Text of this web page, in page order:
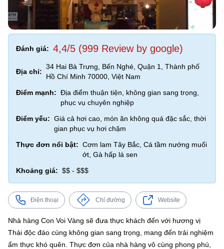
Đánh giá: 4,4/5 (999 Review by google)
Địa chỉ:
34 Hai Bà Trưng, Bến Nghé, Quận 1, Thành phố
Hồ Chí Minh 70000, Việt Nam
Điểm mạnh: Địa điểm thuận tiện, không gian sang trọng,
phục vụ chuyên nghiệp
Điểm yếu: Giá cả hơi cao, món ăn không quá đặc sắc, thời
gian phục vụ hơi chậm
Thực đơn nổi bật: Cơm lam Tây Bắc, Cá tầm nướng muối
ớt, Gà hấp lá sen
Khoảng giá: $$ - $$$
Điện thoại Chỉ đường Website
Nhà hàng Con Voi Vàng sẽ đưa thực khách đến với hương vị
Thái độc đáo cùng không gian sang trọng, mang đến trải nghiệm
ẩm thực khó quên. Thực đơn của nhà hàng vô cùng phong phú,